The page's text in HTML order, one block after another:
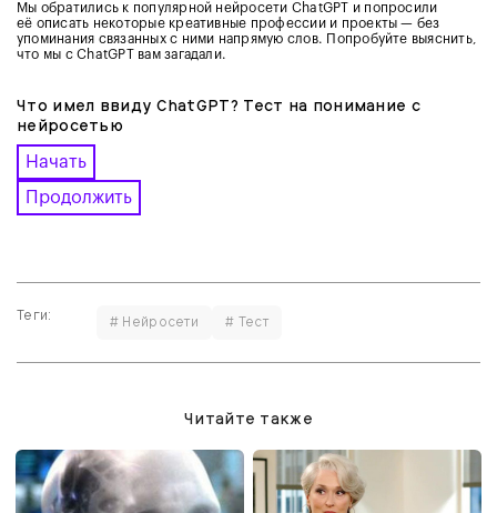
Мы обратились к популярной нейросети ChatGPT и попросили
её описать некоторые креативные профессии и проекты — без
упоминания связанных с ними напрямую слов. Попробуйте выяснить,
что мы с ChatGPT вам загадали.
Что имел ввиду ChatGPT? Тест на понимание с
нейросетью
Начать
Продолжить
Теги: # Нейросети # Тест
Читайте также